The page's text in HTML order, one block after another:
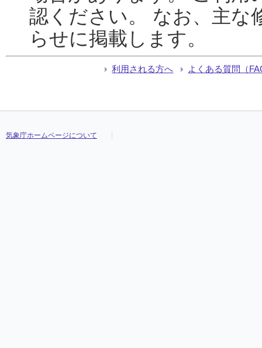
認ください。 なお、主な
らせに掲載します。
利用される方へ よくある質問（
気象庁ホームページについて